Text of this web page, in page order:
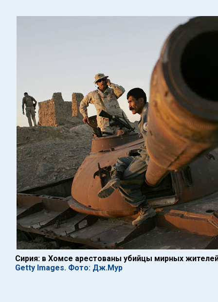
Сирия: в Хомсе арестованы убийцы мирных
Getty Images. Фото: Дж.Мур